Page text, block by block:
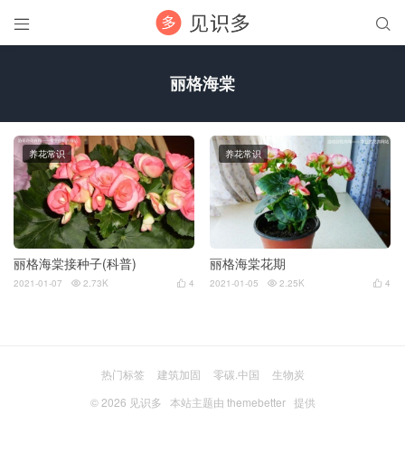
 
丽格海棠
丽格海棠接种子(科普)
养花常识
 4
2021-01-07  2.73K
丽格海棠花期
养花常识
 4
2021-01-05  2.25K
热门标签 建筑加固 零碳.中国
生物炭
© 2026 见识多 本站主题由 themebetter提供